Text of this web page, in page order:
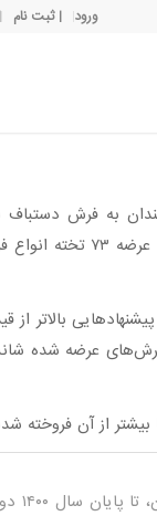
ورود | ثبت نام | EN
به فرش دستباف
ساعت ۱۶:۳۰ تا ۱۸:۳۰ طبق روال هفته‌های گذشته برگزار شد. این جلسه در ۵۶ نوبت
تخته فرش به متراژ تقریبی ۱۴۳ متر مربع به پیشنهادهایی
شامل ۲۲ تخته فرش به متراژ تقریبی ۶۹ متر مربع فرش‌های
گفتنی است حراج فرش دستباف کارکرده با توجه به استقبال مخاطبان و علاقمندان، تا پایان سال ۱۴۰۰ دو